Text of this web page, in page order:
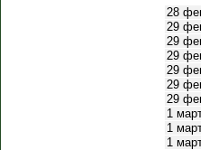
28
29
29
29
29
29
29
1
1
1